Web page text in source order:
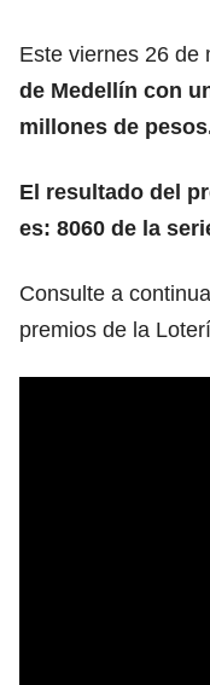
Este viernes 26 de
de Medellín con
millones de
El resultado del
es: 8060 de la
Consulte a
premios de la